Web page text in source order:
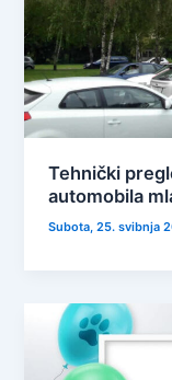
Tehnički
automobila
Subota, 25. svibnja